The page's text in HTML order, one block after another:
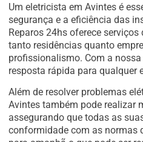
Um eletricista em Avintes é
segurança e a eficiência das
Reparos 24hs oferece
tanto residências quanto
profissionalismo. Com a
resposta rápida para qualquer
Além de resolver problemas
Avintes também pode realizar
assegurando que todas as
conformidade com as normas